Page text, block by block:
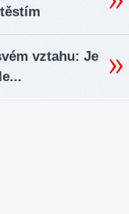
vztahu: Je